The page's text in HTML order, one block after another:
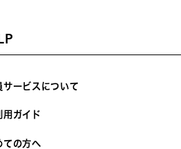
サービスについて
用ガイド
ての方へ